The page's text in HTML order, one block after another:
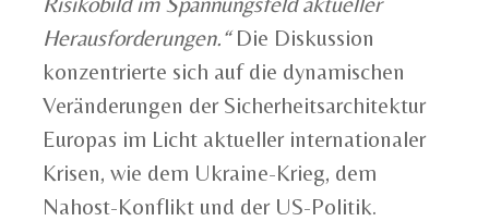
Herausforderungen.“Die Diskussion
konzentrierte sich auf die dynamischen
Veränderungen der Sicherheitsarchitektur
Europas im Licht aktueller internationaler
Krisen, wie dem Ukraine-Krieg, dem
Nahost-Konflikt und der US-Politik.